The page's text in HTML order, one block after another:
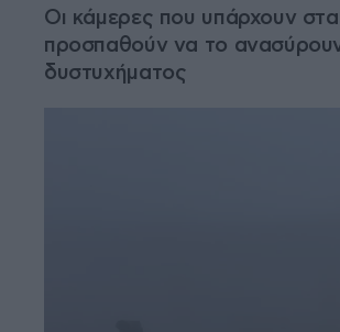
Οι κάμερες που υπάρχουν
προσπαθούν να το
δυστυχήματος